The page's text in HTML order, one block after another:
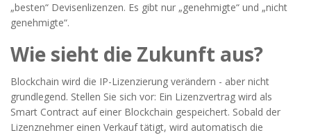
„besten“ Devisenlizenzen. Es gibt nur „genehmigte“ und „nicht
genehmigte“.
Wie sieht die Zukunft aus?
Blockchain wird die IP-Lizenzierung verändern - aber nicht
grundlegend. Stellen Sie sich vor: Ein Lizenzvertrag wird als
Smart Contract auf einer Blockchain gespeichert. Sobald der
Lizenznehmer einen Verkauf tätigt, wird automatisch die